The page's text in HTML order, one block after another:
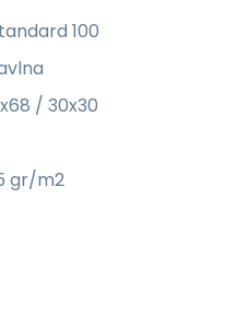
100
/ 30x30
gr/m2